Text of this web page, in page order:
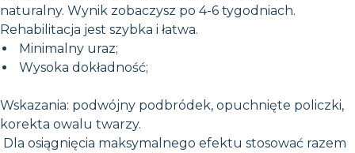
naturalny. Wynik zobaczysz po 4-6 tygodniach.
Rehabilitacja jest szybka i łatwa.
Minimalny uraz;
Wysoka dokładność;
Wskazania: podwójny podbródek, opuchnięte policzki,
korekta owalu twarzy.
Dla osiągnięcia maksymalnego efektu stosować razem